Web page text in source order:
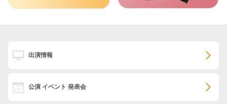
出演情報
公演 イベント 発表会